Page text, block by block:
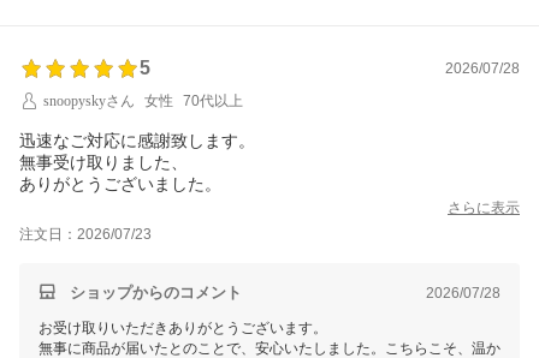
5
2026/07/28
snoopyskyさん
女性 70代以上
迅速なご対応に感謝致します。
無事受け取りました、
ありがとうございました。
さらに表示
注文日：2026/07/23
ショップからのコメント 2026/07/28
お受け取りいただきありがとうございます。
無事に商品が届いたとのことで、安心いたしました。こちらこそ、温か